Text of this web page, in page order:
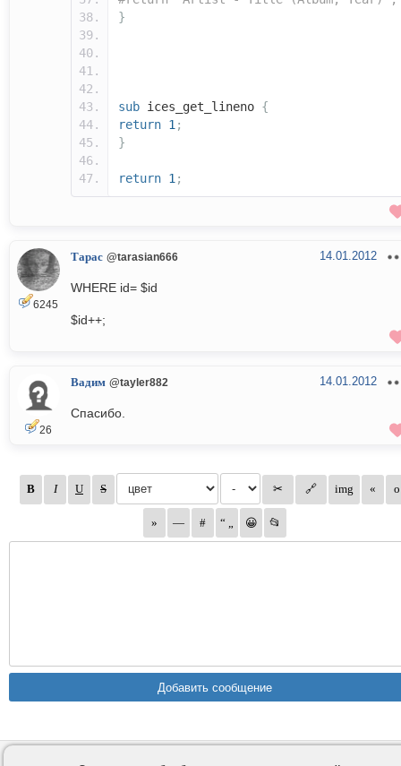
}
sub ices_get_lineno {
return 1 ;
}
return 1 ;
6245
Тарас @tarasian666 14.01.2012
WHERE id= $id
$id++;
26
Вадим @tayler882 14.01.2012
Спасибо.
Контакты